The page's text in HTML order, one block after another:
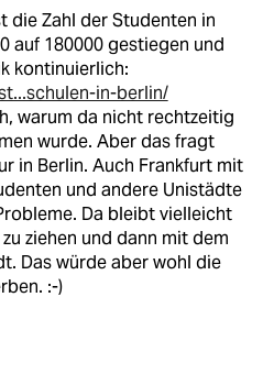
die Zahl der Studenten in
auf 180000 gestiegen und
kontinuierlich:
in-berlin/
warum da nicht rechtzeitig
wurde. Aber das fragt
in Berlin. Auch Frankfurt mit
und andere Unistädte
Da bleibt vielleicht
ziehen und dann mit dem
Das würde aber wohl die
:-)